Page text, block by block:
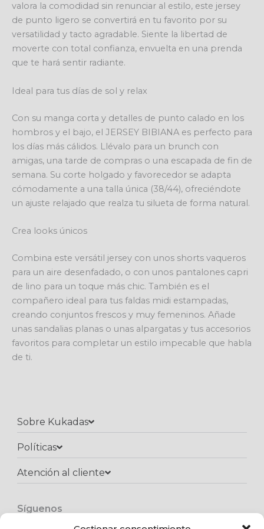
valora la comodidad sin renunciar al estilo, este jersey
de punto ligero se convertirá en tu favorito por su
versatilidad y tacto agradable. Siente la libertad de
moverte con total confianza, envuelta en una prenda
que te hará sentir radiante.
Ideal para tus días de sol y relax
Con su manga corta y detalles de punto calado en los
hombros y el bajo, el JERSEY BIBIANA es perfecto para
los días más cálidos. Llévalo para un brunch con
amigas, una tarde de compras o una escapada de fin de
semana. Su corte holgado y favorecedor se adapta
cómodamente a una talla única (38/44), ofreciéndote
un ajuste relajado que realza tu silueta de forma natural.
Crea looks únicos
Combina este versátil jersey con unos shorts vaqueros
para un aire desenfadado, o con unos pantalones capri
de lino para un toque más chic. También es el
compañero ideal para tus faldas midi estampadas,
creando conjuntos frescos y muy femeninos. Añade
unas sandalias planas o unas alpargatas y tus accesorios
favoritos para completar un estilo impecable que habla
de ti.
Sobre Kukadas
Políticas
Atención al cliente​
Síguenos